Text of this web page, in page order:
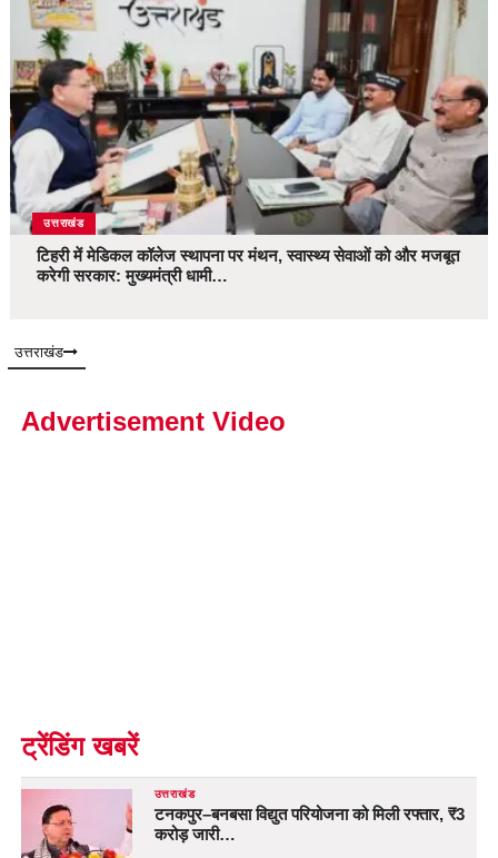
उत्तराखंड
टिहरी में मेडिकल कॉलेज स्थापना पर मंथन, स्वास्थ्य सेवाओं को और मजबूत
करेगी सरकार: मुख्यमंत्री धामी…
उत्तराखंड
Advertisement Video
ट्रेंडिंग खबरें
उत्तराखंड
टनकपुर–बनबसा विद्युत परियोजना को मिली रफ्तार, ₹3
करोड़ जारी…